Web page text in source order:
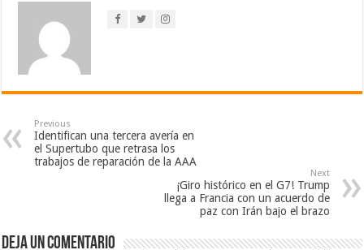
Previous
Identifican una tercera avería en
el Supertubo que retrasa los
trabajos de reparación de la AAA
Next
¡Giro histórico en el G7! Trump
llega a Francia con un acuerdo de
paz con Irán bajo el brazo
Deja un comentario